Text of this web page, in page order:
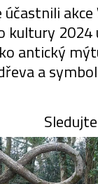
účastnili
antický
a